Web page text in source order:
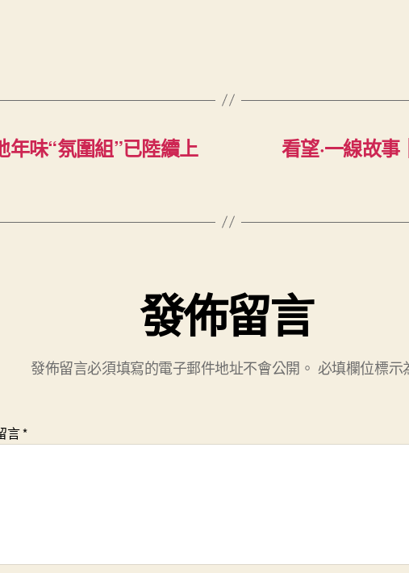
味“氛圍組”已陸續上
看望·一線故
發佈留言
發佈留言必須填寫的電子郵件地址不會公開。 必填欄位標示
言*